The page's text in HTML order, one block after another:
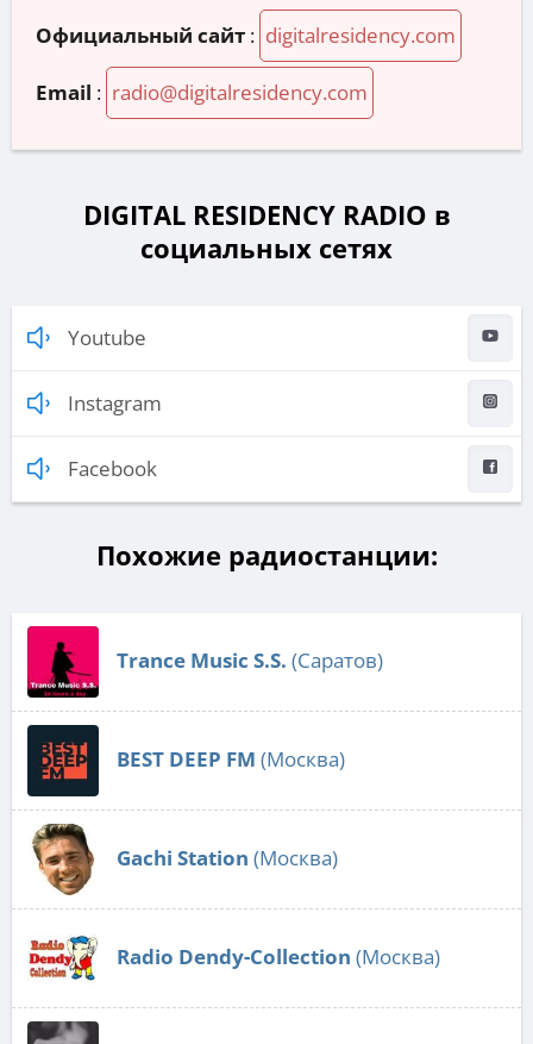
Официальный сайт : digitalresidency.com
Email : radio@digitalresidency.com
DIGITAL RESIDENCY RADIO в
социальных сетях
Youtube
Instagram
Facebook
Похожие радиостанции:
Trance Music S.S. (Саратов)
BEST DEEP FM (Москва)
Gachi Station (Москва)
Radio Dendy-Collection (Москва)